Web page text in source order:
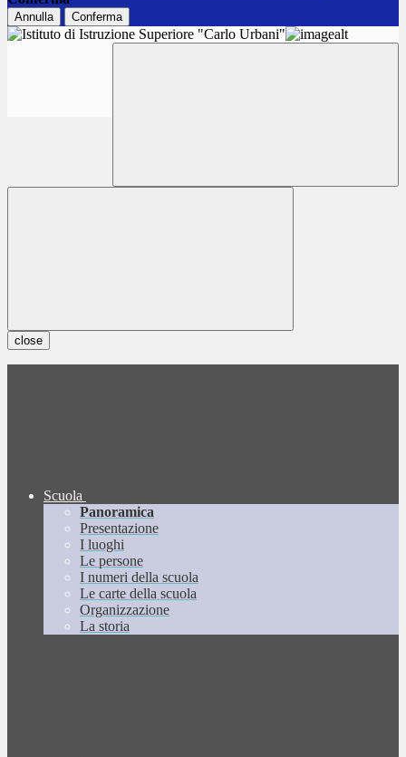
Annulla Conferma
close
Scuola
Panoramica
Presentazione
I luoghi
Le persone
I numeri della scuola
Le carte della scuola
Organizzazione
La storia